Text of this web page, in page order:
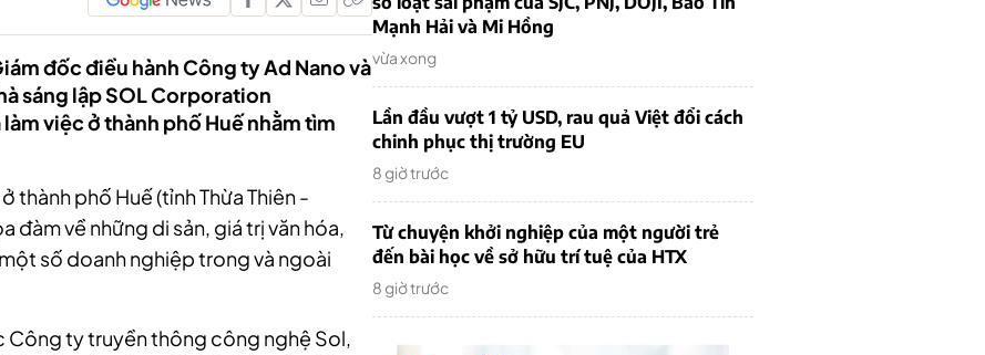
đốc điều hành Công ty Ad Nano và
sáng lập SOL Corporation
việc ở thành phố Huế nhằm tìm
ở thành phố Huế (tỉnh Thừa Thiên -
đàm về những di sản, giá trị văn hóa,
số doanh nghiệp trong và ngoài
Công ty truyền thông công nghệ Sol,
Mạnh Hải và Mi Hồng
vừa xong
Lần đầu vượt 1 tỷ USD, rau quả Việt đổi cách
chinh phục thị trường EU
8 giờ trước
Từ chuyện khởi nghiệp của một người trẻ
đến bài học về sở hữu trí tuệ của HTX
8 giờ trước